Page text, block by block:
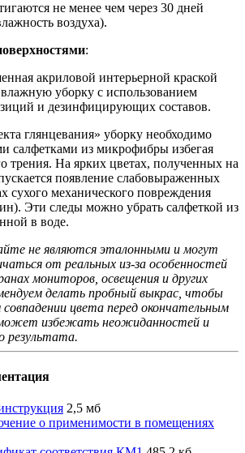
не менее чем через 30 дней
воздуха).
:
акриловой интерьерной краской
уборку с использованием
и дезинфицирующих составов.
глянцевания» уборку необходимо
салфетками из микрофибры избегая
трения. На ярких цветах, полученных на
появление слабовыраженных
сухого механического повреждения
Эти следы можно убрать салфеткой из
в воде.
не являются эталонными и могут
от реальных из-за особенностей
мониторов, освещения и других
делать пробный выкрас, чтобы
цвета перед окончательным
избежать неожиданностей и
результата.
2,5 мб
о применимости в помещениях